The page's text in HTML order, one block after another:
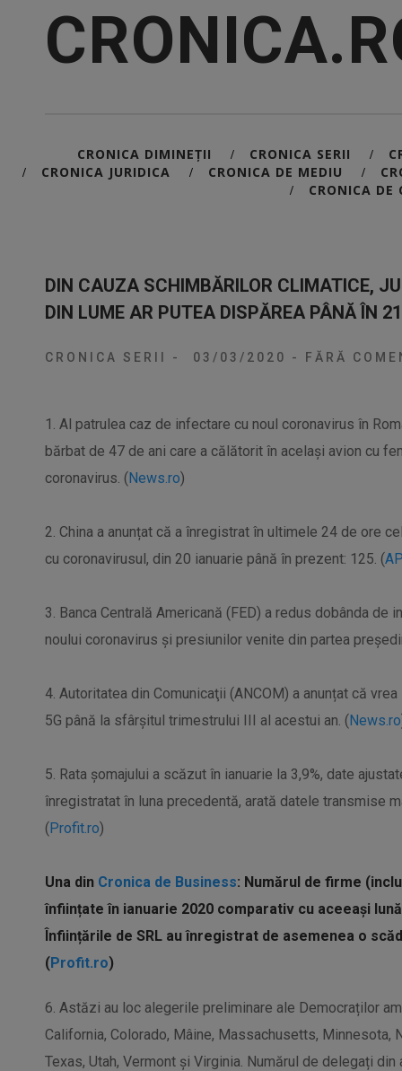
CRONICA DIMINEȚII / CRONICA SERII /
/ CRONICA JURIDICA / CRONICA DE MEDIU /
/ CRONICA DE
DIN CAUZA SCHIMBĂRILOR CLIMATICE,
DIN LUME AR PUTEA DISPĂREA PÂNĂ ÎN
CRONICA SERII - 03/03/2020 - FĂRĂ
1. Al patrulea caz de infectare cu noul coronavirus în
bărbat de 47 de ani care a călătorit în acelaşi avion cu
coronavirus. (News.ro)
2. China a anunțat că a înregistrat în ultimele 24 de ore
cu coronavirusul, din 20 ianuarie până în prezent: 125. (
3. Banca Centrală Americană (FED) a redus dobânda de
noului coronavirus și presiunilor venite din partea
4. Autoritatea din Comunicaţii (ANCOM) a anunțat că
5G până la sfârşitul trimestrului III al acestui an. (News.ro
5. Rata șomajului a scăzut în ianuarie la 3,9%, date
înregistratat în luna precedentă, arată datele transmise
(Profit.ro)
Una din Cronica de Business: Numărul de firme
înființate în ianuarie 2020 comparativ cu aceeași
Înființările de SRL au înregistrat de asemenea o
(Profit.ro)
6. Astăzi au loc alegerile preliminare ale Democraților
California, Colorado, Mâine, Massachusetts, Minnesota,
Texas, Utah, Vermont și Virginia. Numărul de delegați